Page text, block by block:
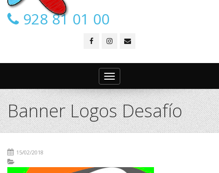
928 81 01 00
Toggle
navigation
Banner Logos Desafío
15/02/2018